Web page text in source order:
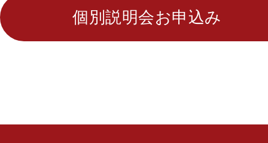
個別説明会お申込み